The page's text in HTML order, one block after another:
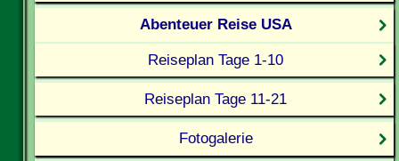
Abenteuer Reise USA
Reiseplan Tage 1-10
Reiseplan Tage 11-21
Fotogalerie